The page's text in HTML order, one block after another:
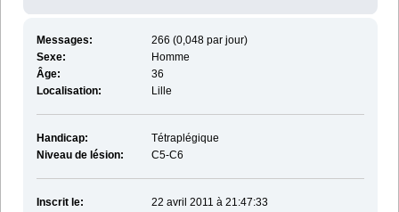
Messages:
266 (0,048 par jour)
Sexe:
Homme
Âge:
36
Localisation:
Lille
Handicap:
Tétraplégique
Niveau de lésion:
C5-C6
Inscrit le:
22 avril 2011 à 21:47:33